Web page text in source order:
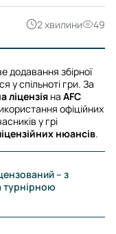
2 хвилини 49
збірної
у спільноті гри. За
ліцензія на AFC
офіційних
у грі
нюансів.
– з
турнірною